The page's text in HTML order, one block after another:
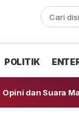
POLITIK
Opini dan Suara